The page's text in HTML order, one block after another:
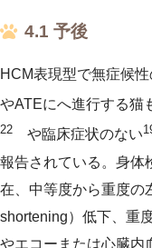
4.1 予後
HCM表現型で無症候
やATEにへ進行する猫
22 や臨床症状のない
報告されている。身体
在、中等度から重度の
shortening）低下、重
やエコーまたは心臓内